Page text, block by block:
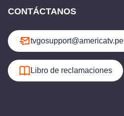
CONTÁCTANOS
tvgosupport@americatv.pe
Libro de reclamaciones